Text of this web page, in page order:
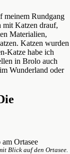
meinem Rundgang
mit Katzen drauf,
Materialien,
Katzen wurden
Katze habe ich
in Brolo auch
Wunderland oder
Blick auf den Ortasee.